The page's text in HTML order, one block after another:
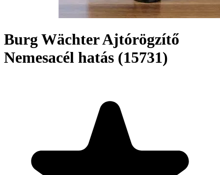
Burg Wächter Ajtórögzítő
Nemesacél hatás (15731)